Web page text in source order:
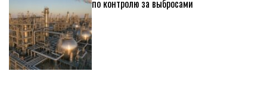
по контролю за выбросами